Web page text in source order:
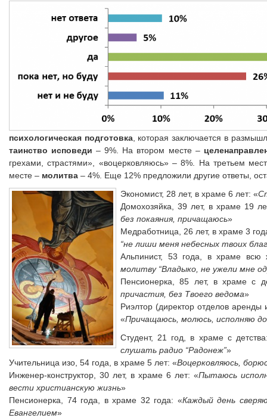
психологическая подготовка, которая заключается в
таинство исповеди – 9%. На втором месте –
грехами, страстями», «воцерковляюсь» – 8%. На третьем
месте – молитва – 4%. Еще 12% предложили другие ответы,
Экономист, 28 лет, в храме 6 лет: «
Домохозяйка, 39 лет, в храме 19
без покаяния, причащаюсь»
Медработница, 26 лет, в храме 3
“не лиши меня небесных твоих
Альпинист, 53 года, в храме всю
молитву “Владыко, не ужели мне
Пенсионерка, 85 лет, в храме с
причастия, без Твоего ведома»
Риэлтор (директор отделов
«Причащаюсь, молюсь, исполняю
Студент, 21 год, в храме с
слушать радио “Радонеж”»
Учительница изо, 54 года, в храме 5 лет: «Воцерковляюсь,
Инженер-конструктор, 30 лет, в храме 6 лет: «Пытаюсь
вести христианскую жизнь»
Пенсионерка, 74 года, в храме 32 года: «Каждый день
Евангелием»